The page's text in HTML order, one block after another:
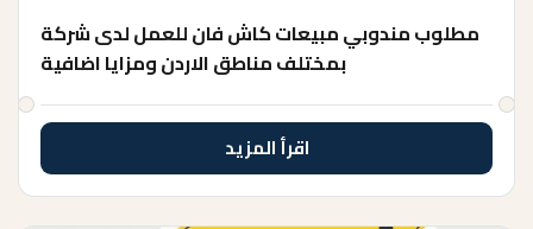
مطلوب مندوبي مبيعات كاش فان للعمل لدى شركة
بمختلف مناطق الاردن ومزايا اضافية
اقرأ المزيد